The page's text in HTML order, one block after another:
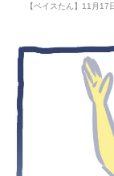
【ベイスたん】11月